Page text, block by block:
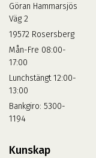
Göran Hammarsjös
Väg 2
19572 Rosersberg
Mån-Fre 08:00-
17:00
Lunchstängt 12:00-
13:00
Bankgiro: 5300-
1194
Kunskap